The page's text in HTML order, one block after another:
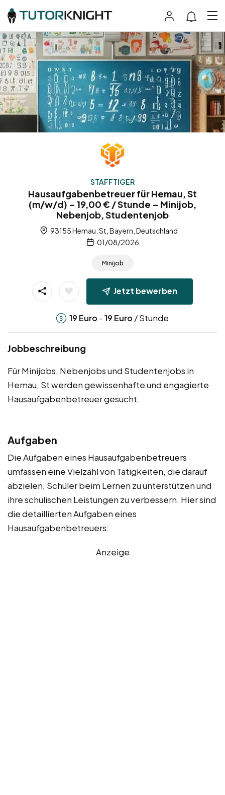
STAFFTIGER
Hausaufgabenbetreuer für Hemau, St
(m/w/d) – 19,00 € / Stunde – Minijob,
Nebenjob, Studentenjob
93155 Hemau, St, Bayern, Deutschland
01/08/2026
Minijob
Jetzt bewerben
19 Euro -19 Euro / Stunde
Jobbeschreibung
Für Minijobs, Nebenjobs und Studentenjobs in
Hemau, St werden gewissenhafte und engagierte
Hausaufgabenbetreuer gesucht.
Aufgaben
Die Aufgaben eines Hausaufgabenbetreuers
umfassen eine Vielzahl von Tätigkeiten, die darauf
abzielen, Schüler beim Lernen zu unterstützen und
ihre schulischen Leistungen zu verbessern. Hier sind
die detaillierten Aufgaben eines
Hausaufgabenbetreuers:
Anzeige